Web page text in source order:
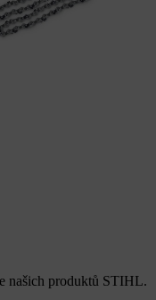
našich produktů STIHL.